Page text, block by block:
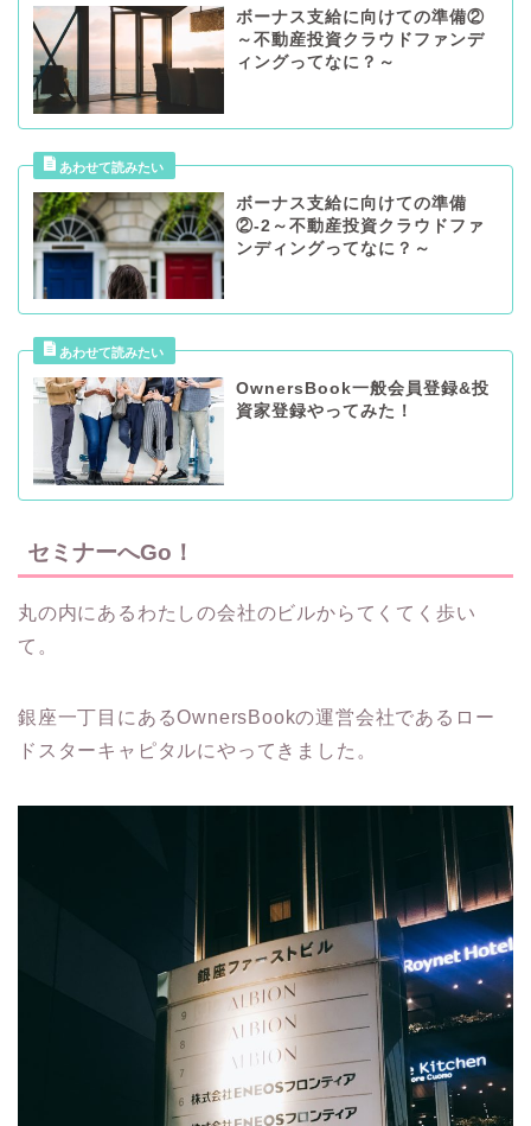
ボーナス支給に向けての準備②
～不動産投資クラウドファンデ
ィングってなに？～
ボーナス支給に向けての準備
②-2～不動産投資クラウドファ
ンディングってなに？～
OwnersBook一般会員登録&投
資家登録やってみた！
セミナーへGo！
丸の内にあるわたしの会社のビルからてくてく歩い
て。
銀座一丁目にあるOwnersBookの運営会社であるロー
ドスターキャピタルにやってきました。